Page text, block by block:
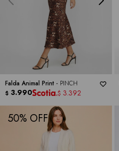
Falda Animal Print - PINCH
$ 3.990 $ 3.392
50